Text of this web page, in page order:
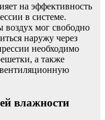
на эффективность
в системе.
воздух мог свободно
наружу через
необходимо
а также
влажности